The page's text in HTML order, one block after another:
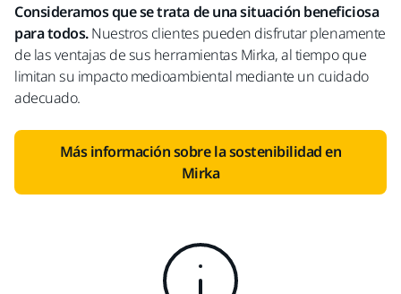
Consideramos que se trata de una situación beneficiosa
para todos.Nuestros clientes pueden disfrutar plenamente
de las ventajas de sus herramientas Mirka, al tiempo que
limitan su impacto medioambiental mediante un cuidado
adecuado.
Más información sobre la sostenibilidad en
Mirka